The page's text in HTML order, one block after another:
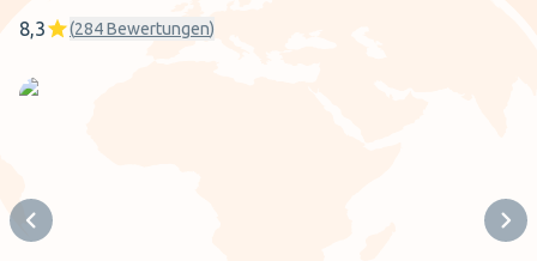
8,3 (284Bewertungen)
Previous slide